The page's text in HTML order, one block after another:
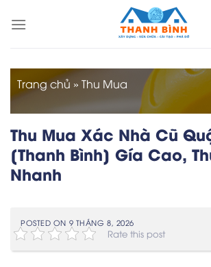
Trang chủ » Thu Mua
Thu Mua Xác Nhà Cũ
[Thanh Bình] Gía Cao,
Nhanh
POSTED ON 9 THÁNG 8, 2026
Rate this post